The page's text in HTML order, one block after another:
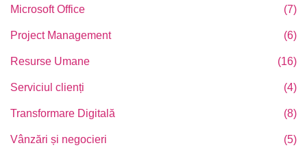
Microsoft Office (7)
Project Management (6)
Resurse Umane (16)
Serviciul clienți (4)
Transformare Digitală (8)
Vânzări și negocieri (5)